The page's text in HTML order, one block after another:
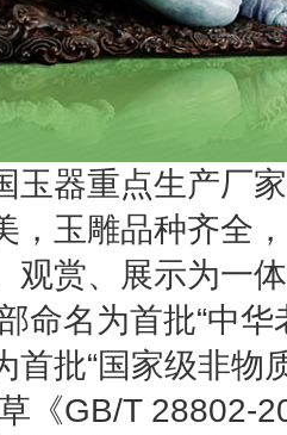
玉器重点生产厂
，玉雕品种齐全
观赏、展示为一
命名为首批“中
首批“国家级非物
《GB/T 28802-